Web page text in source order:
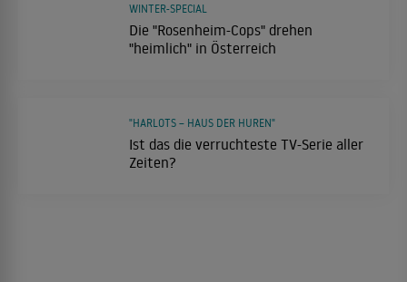
Die "Rosenheim-Cops" drehen
"heimlich" in Österreich
WINTER-SPECIAL
Ist das die verruchteste TV-Serie aller
Zeiten?
"HARLOTS – HAUS DER HUREN"